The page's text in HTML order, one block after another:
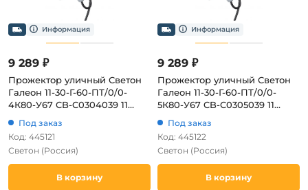
9 289 ₽
Прожектор уличный Светон
Галеон 11-30-Г-60-ПТ/0/0-
4К80-У67 CB-C0304039 11
Под заказ
Код: 445121
Светон (Россия)
В корзину
9 289 ₽
Прожектор уличный Светон
Галеон 11-30-Г-60-ПТ/0/0-
5К80-У67 CB-C0305039 11
Под заказ
Код: 445122
Светон (Россия)
В корзину